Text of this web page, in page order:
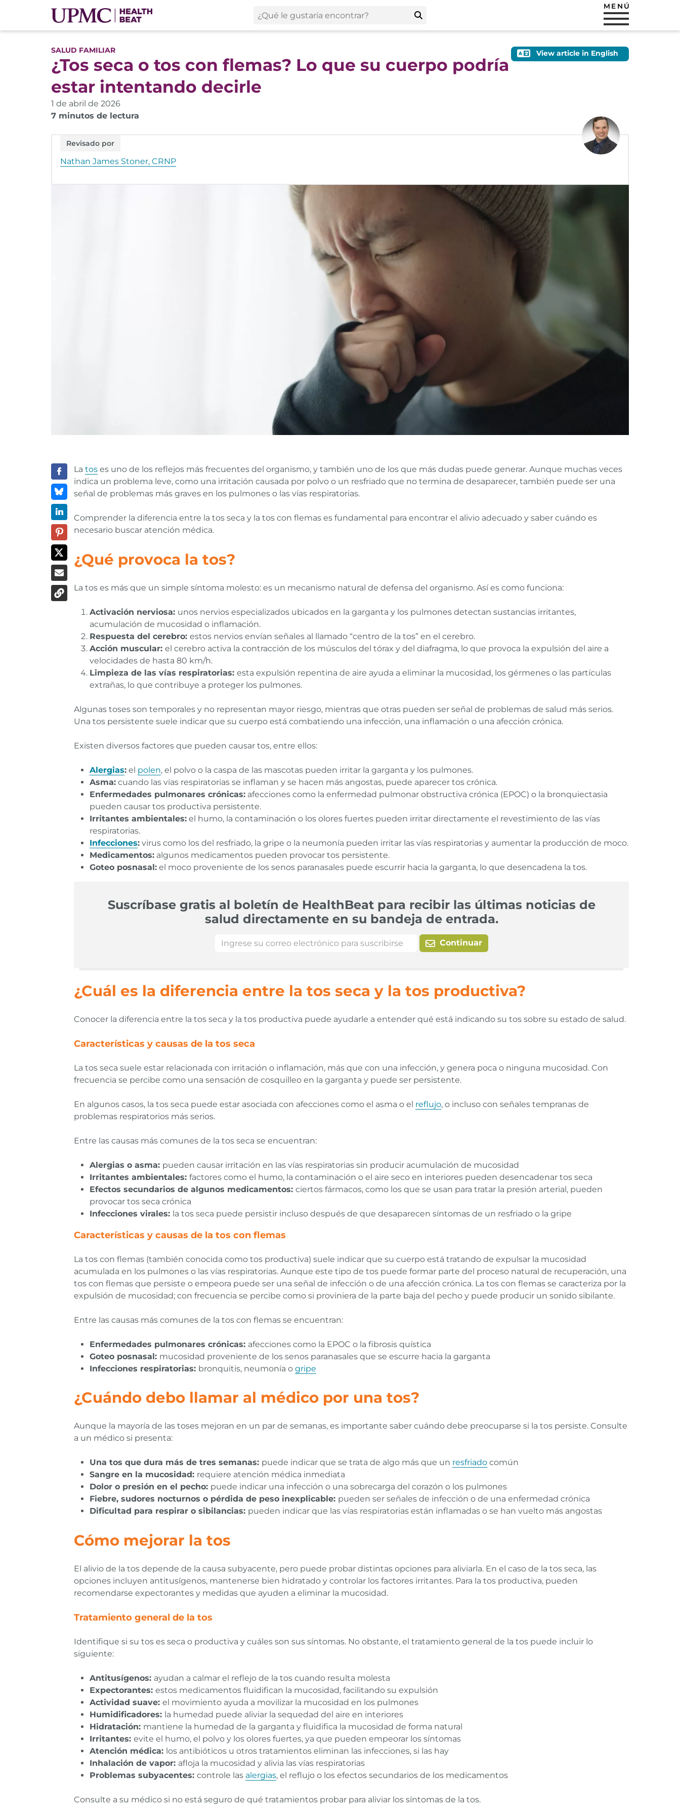
MENÚ
View article in English
SALUD FAMILIAR
¿Tos seca o tos con flemas? Lo que su cuerpo podría
estar intentando decirle
1 de abril de 2026
7 minutos de lectura
Revisado por
Nathan James Stoner, CRNP
La tos es uno de los reflejos más frecuentes del organismo, y también uno de los que más dudas puede generar. Aunque muchas veces
indica un problema leve, como una irritación causada por polvo o un resfriado que no termina de desaparecer, también puede ser una
señal de problemas más graves en los pulmones o las vías respiratorias.
Comprender la diferencia entre la tos seca y la tos con flemas es fundamental para encontrar el alivio adecuado y saber cuándo es
necesario buscar atención médica.
¿Qué provoca la tos?
La tos es más que un simple síntoma molesto: es un mecanismo natural de defensa del organismo. Así es como funciona:
Activación nerviosa: unos nervios especializados ubicados en la garganta y los pulmones detectan sustancias irritantes,
acumulación de mucosidad o inflamación.
Respuesta del cerebro: estos nervios envían señales al llamado “centro de la tos” en el cerebro.
Acción muscular: el cerebro activa la contracción de los músculos del tórax y del diafragma, lo que provoca la expulsión del aire a
velocidades de hasta 80 km/h.
Limpieza de las vías respiratorias: esta expulsión repentina de aire ayuda a eliminar la mucosidad, los gérmenes o las partículas
extrañas, lo que contribuye a proteger los pulmones.
Algunas toses son temporales y no representan mayor riesgo, mientras que otras pueden ser señal de problemas de salud más serios.
Una tos persistente suele indicar que su cuerpo está combatiendo una infección, una inflamación o una afección crónica.
Existen diversos factores que pueden causar tos, entre ellos:
Alergias: el polen, el polvo o la caspa de las mascotas pueden irritar la garganta y los pulmones.
Asma: cuando las vías respiratorias se inflaman y se hacen más angostas, puede aparecer tos crónica.
Enfermedades pulmonares crónicas: afecciones como la enfermedad pulmonar obstructiva crónica (EPOC) o la bronquiectasia
pueden causar tos productiva persistente.
Irritantes ambientales: el humo, la contaminación o los olores fuertes pueden irritar directamente el revestimiento de las vías
respiratorias.
Infecciones: virus como los del resfriado, la gripe o la neumonía pueden irritar las vías respiratorias y aumentar la producción de moco.
Medicamentos: algunos medicamentos pueden provocar tos persistente.
Goteo posnasal: el moco proveniente de los senos paranasales puede escurrir hacia la garganta, lo que desencadena la tos.
Suscríbase gratis al boletín de HealthBeat para recibir las últimas noticias de
salud directamente en su bandeja de entrada.
Continuar
¿Cuál es la diferencia entre la tos seca y la tos productiva?
Conocer la diferencia entre la tos seca y la tos productiva puede ayudarle a entender qué está indicando su tos sobre su estado de salud.
Características y causas de la tos seca
La tos seca suele estar relacionada con irritación o inflamación, más que con una infección, y genera poca o ninguna mucosidad. Con
frecuencia se percibe como una sensación de cosquilleo en la garganta y puede ser persistente.
En algunos casos, la tos seca puede estar asociada con afecciones como el asma o el reflujo, o incluso con señales tempranas de
problemas respiratorios más serios.
Entre las causas más comunes de la tos seca se encuentran:
Alergias o asma: pueden causar irritación en las vías respiratorias sin producir acumulación de mucosidad
Irritantes ambientales: factores como el humo, la contaminación o el aire seco en interiores pueden desencadenar tos seca
Efectos secundarios de algunos medicamentos: ciertos fármacos, como los que se usan para tratar la presión arterial, pueden
provocar tos seca crónica
Infecciones virales: la tos seca puede persistir incluso después de que desaparecen síntomas de un resfriado o la gripe
Características y causas de la tos con flemas
La tos con flemas (también conocida como tos productiva) suele indicar que su cuerpo está tratando de expulsar la mucosidad
acumulada en los pulmones o las vías respiratorias. Aunque este tipo de tos puede formar parte del proceso natural de recuperación, una
tos con flemas que persiste o empeora puede ser una señal de infección o de una afección crónica. La tos con flemas se caracteriza por la
expulsión de mucosidad; con frecuencia se percibe como si proviniera de la parte baja del pecho y puede producir un sonido sibilante.
Entre las causas más comunes de la tos con flemas se encuentran:
Enfermedades pulmonares crónicas: afecciones como la EPOC o la fibrosis quística
Goteo posnasal: mucosidad proveniente de los senos paranasales que se escurre hacia la garganta
Infecciones respiratorias: bronquitis, neumonía o gripe
¿Cuándo debo llamar al médico por una tos?
Aunque la mayoría de las toses mejoran en un par de semanas, es importante saber cuándo debe preocuparse si la tos persiste. Consulte
a un médico si presenta:
Una tos que dura más de tres semanas: puede indicar que se trata de algo más que un resfriado común
Sangre en la mucosidad: requiere atención médica inmediata
Dolor o presión en el pecho: puede indicar una infección o una sobrecarga del corazón o los pulmones
Fiebre, sudores nocturnos o pérdida de peso inexplicable: pueden ser señales de infección o de una enfermedad crónica
Dificultad para respirar o sibilancias: pueden indicar que las vías respiratorias están inflamadas o se han vuelto más angostas
Cómo mejorar la tos
El alivio de la tos depende de la causa subyacente, pero puede probar distintas opciones para aliviarla. En el caso de la tos seca, las
opciones incluyen antitusígenos, mantenerse bien hidratado y controlar los factores irritantes. Para la tos productiva, pueden
recomendarse expectorantes y medidas que ayuden a eliminar la mucosidad.
Tratamiento general de la tos
Identifique si su tos es seca o productiva y cuáles son sus síntomas. No obstante, el tratamiento general de la tos puede incluir lo
siguiente:
Antitusígenos: ayudan a calmar el reflejo de la tos cuando resulta molesta
Expectorantes: estos medicamentos fluidifican la mucosidad, facilitando su expulsión
Actividad suave: el movimiento ayuda a movilizar la mucosidad en los pulmones
Humidificadores: la humedad puede aliviar la sequedad del aire en interiores
Hidratación: mantiene la humedad de la garganta y fluidifica la mucosidad de forma natural
Irritantes: evite el humo, el polvo y los olores fuertes, ya que pueden empeorar los síntomas
Atención médica: los antibióticos u otros tratamientos eliminan las infecciones, si las hay
Inhalación de vapor: afloja la mucosidad y alivia las vías respiratorias
Problemas subyacentes: controle las alergias, el reflujo o los efectos secundarios de los medicamentos
Consulte a su médico si no está seguro de qué tratamientos probar para aliviar los síntomas de la tos.